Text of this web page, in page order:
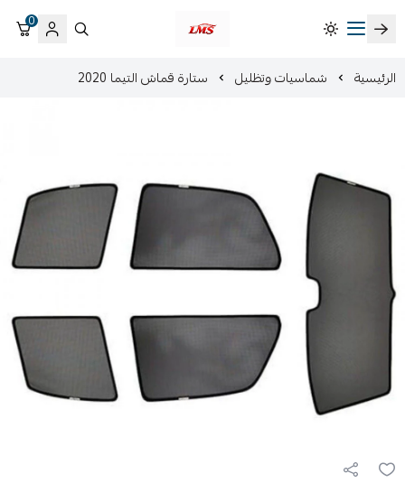
متجر لمسات الشرقية لزينة سيارات LMS
0
الرئيسية شماسيات وتظليل ستارة قماش التيما 2020